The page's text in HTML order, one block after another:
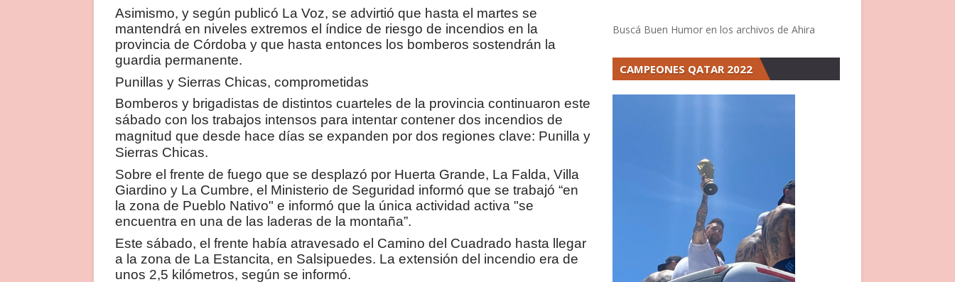
Asimismo, y según publicó La Voz, se advirtió que hasta el martes se
mantendrá en niveles extremos el índice de riesgo de incendios en la
provincia de Córdoba y que hasta entonces los bomberos sostendrán la
guardia permanente.
Punillas y Sierras Chicas, comprometidas
Bomberos y brigadistas de distintos cuarteles de la provincia continuaron este
sábado con los trabajos intensos para intentar contener dos incendios de
magnitud que desde hace días se expanden por dos regiones clave: Punilla y
Sierras Chicas.
Sobre el frente de fuego que se desplazó por Huerta Grande, La Falda, Villa
Giardino y La Cumbre, el Ministerio de Seguridad informó que se trabajó “en
la zona de Pueblo Nativo" e informó que la única actividad activa "se
encuentra en una de las laderas de la montaña”.
Este sábado, el frente había atravesado el Camino del Cuadrado hasta llegar
a la zona de La Estancita, en Salsipuedes. La extensión del incendio era de
unos 2,5 kilómetros, según se informó.
Buscá Buen Humor en los archivos de Ahira
CAMPEONES QATAR 2022